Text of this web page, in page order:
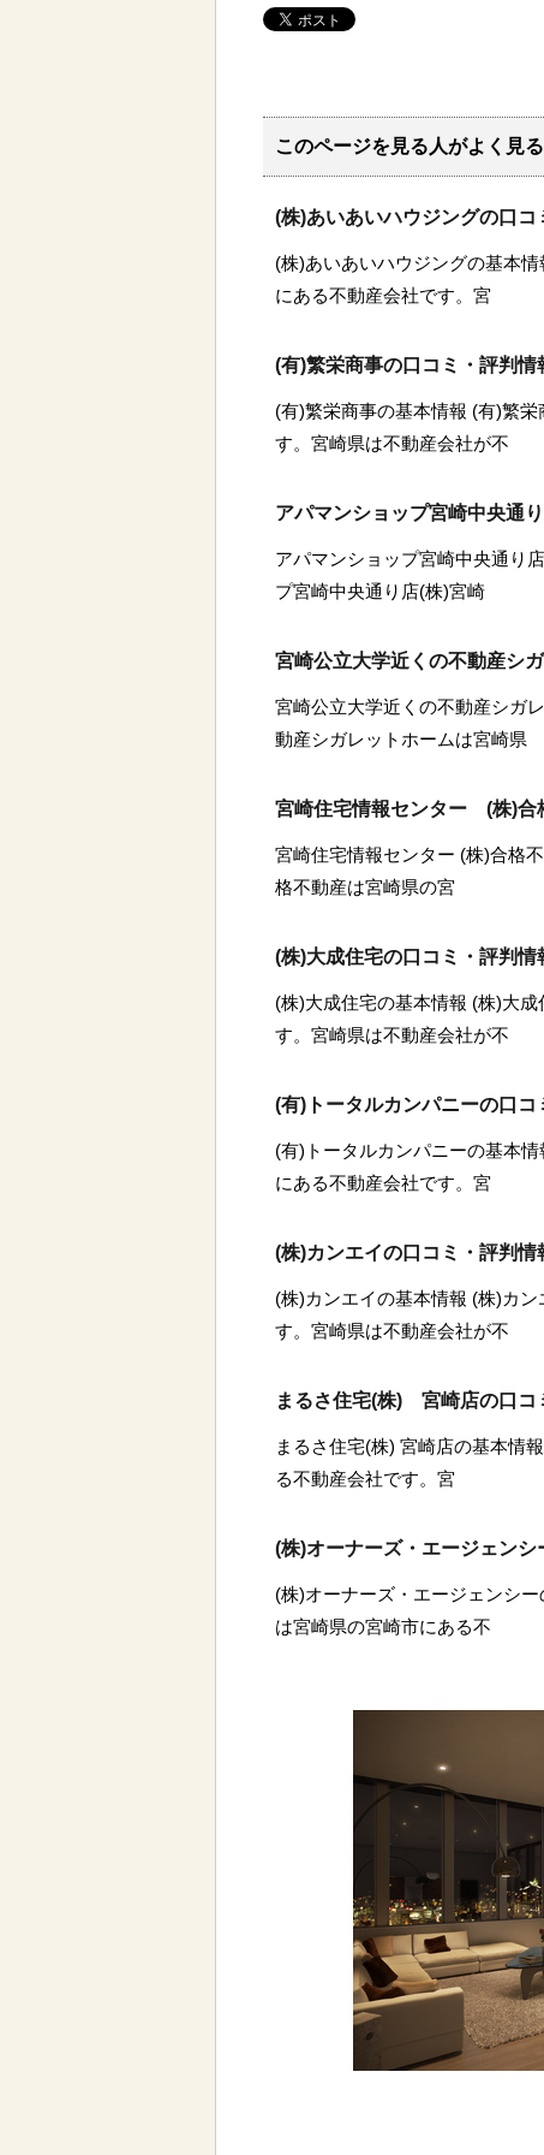
このページを見る人がよく見
(株)あいあいハウジングの口コ
(株)あいあいハウジングの基本
にある不動産会社です。宮
(有)繁栄商事の口コミ・評判情
(有)繁栄商事の基本情報 (有)繁
す。宮崎県は不動産会社が不
アパマンショップ宮崎中央通
アパマンショップ宮崎中央通り
プ宮崎中央通り店(株)宮崎
宮崎公立大学近くの不動産シ
宮崎公立大学近くの不動産シガ
動産シガレットホームは宮崎県
宮崎住宅情報センター (株)合
宮崎住宅情報センター (株)合格
格不動産は宮崎県の宮
(株)大成住宅の口コミ・評判情
(株)大成住宅の基本情報 (株)大
す。宮崎県は不動産会社が不
(有)トータルカンパニーの口コ
(有)トータルカンパニーの基本
にある不動産会社です。宮
(株)カンエイの口コミ・評判情
(株)カンエイの基本情報 (株)カ
す。宮崎県は不動産会社が不
まるさ住宅(株) 宮崎店の口コ
まるさ住宅(株) 宮崎店の基本情
る不動産会社です。宮
(株)オーナーズ・エージェン
(株)オーナーズ・エージェンシ
は宮崎県の宮崎市にある不